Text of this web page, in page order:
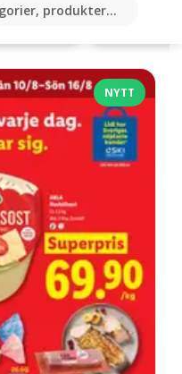
produkter...
Willys
NYTT